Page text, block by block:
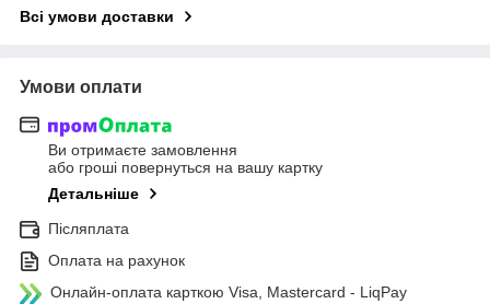
Всі умови доставки
Умови оплати
Ви отримаєте замовлення
або гроші повернуться на вашу картку
Детальніше
Післяплата
Оплата на рахунок
Онлайн-оплата карткою Visa, Mastercard - LiqPay